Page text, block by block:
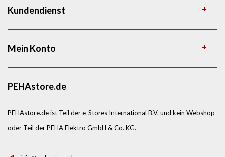
Kundendienst
Mein Konto
PEHAstore.de
PEHAstore.de ist Teil der e-Stores International B.V. und kein Webshop
oder Teil der PEHA Elektro GmbH & Co. KG.